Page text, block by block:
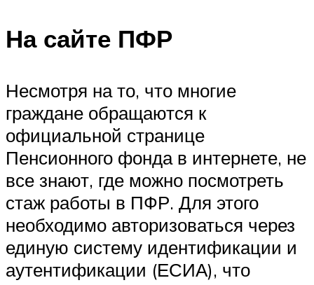
На сайте ПФР
Несмотря на то, что многие
граждане обращаются к
официальной странице
Пенсионного фонда в интернете, не
все знают, где можно посмотреть
стаж работы в ПФР. Для этого
необходимо авторизоваться через
единую систему идентификации и
аутентификации (ЕСИА), что